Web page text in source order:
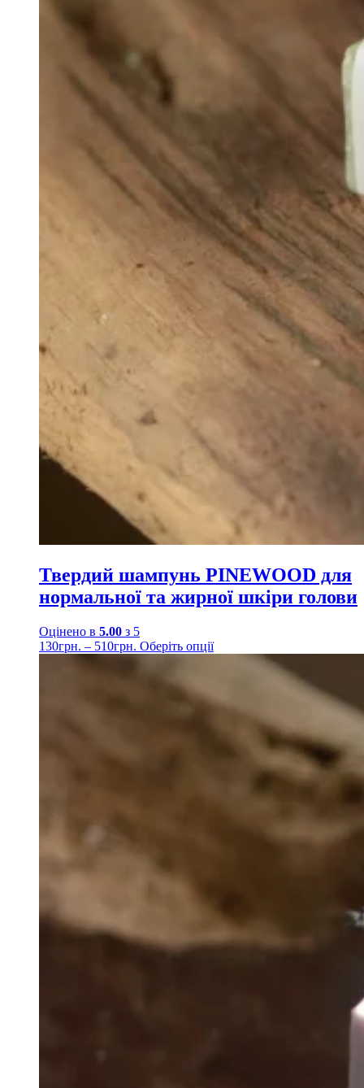
Твердий шампунь PINEWOOD для
нормальної та жирної шкіри голови
Оцінено в 5.00 з 5
130грн. – 510грн. Оберіть опції